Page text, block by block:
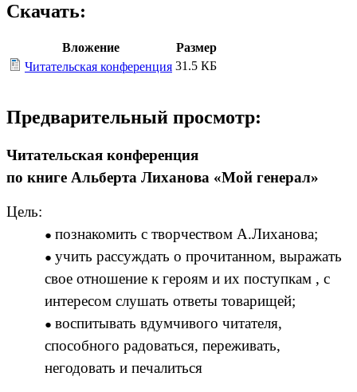
Скачать:
Вложение
Размер
Читательская конференция 31.5 КБ
Предварительный просмотр:
Читательская конференция
по книге Альберта Лиханова «Мой генерал»
Цель:
познакомить с творчеством А.Лиханова;
учить рассуждать о прочитанном, выражать
свое отношение к героям и их поступкам , с
интересом слушать ответы товарищей;
воспитывать вдумчивого читателя,
способного радоваться, переживать,
негодовать и печалиться